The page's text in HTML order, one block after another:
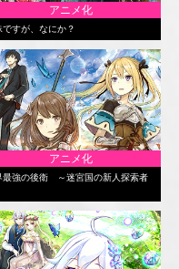
アニメ化
ですが、なにか？
アニメ化
最強の後衛 ～迷宮国の新人探索者